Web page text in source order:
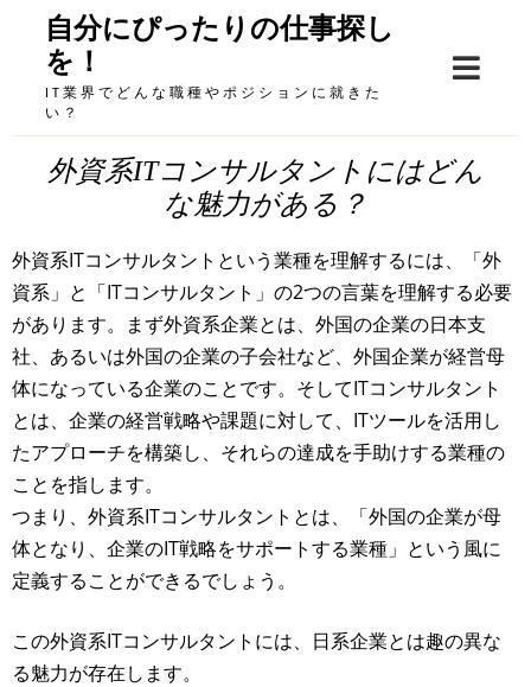
content
自分にぴったりの仕事探し
を！
IT業界でどんな職種やポジションに就きた
い？
外資系ITコンサルタントにはどん
な魅力がある？
外資系ITコンサルタントという業種を理解するには、「外
資系」と「ITコンサルタント」の2つの言葉を理解する必要
があります。まず外資系企業とは、外国の企業の日本支
社、あるいは外国の企業の子会社など、外国企業が経営母
体になっている企業のことです。そしてITコンサルタント
とは、企業の経営戦略や課題に対して、ITツールを活用し
たアプローチを構築し、それらの達成を手助けする業種の
ことを指します。
つまり、外資系ITコンサルタントとは、「外国の企業が母
体となり、企業のIT戦略をサポートする業種」という風に
定義することができるでしょう。
この外資系ITコンサルタントには、日系企業とは趣の異な
る魅力が存在します。